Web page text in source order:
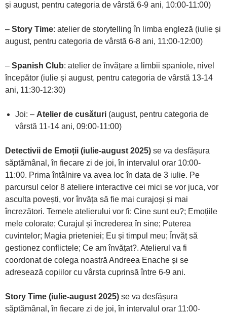
și august, pentru categoria de vârstă 6-9 ani, 10:00-11:00)
– Story Time: atelier de storytelling în limba engleză (iulie și
august, pentru categoria de vârstă 6-8 ani, 11:00-12:00)
– Spanish Club: atelier de învățare a limbii spaniole, nivel
începător (iulie și august, pentru categoria de vârstă 13-14
ani, 11:30-12:30)
Joi: – Atelier de cusături (august, pentru categoria de
vârstă 11-14 ani, 09:00-11:00)
Detectivii de Emoții (iulie-august 2025) se va desfășura
săptămânal, în fiecare zi de joi, în intervalul orar 10:00-
11:00. Prima întâlnire va avea loc în data de 3 iulie. Pe
parcursul celor 8 ateliere interactive cei mici se vor juca, vor
asculta povești, vor învăța să fie mai curajoși și mai
încrezători. Temele atelierului vor fi: Cine sunt eu?; Emoțiile
mele colorate; Curajul și încrederea în sine; Puterea
cuvintelor; Magia prieteniei; Eu și timpul meu; Învăț să
gestionez conflictele; Ce am învățat?. Atelierul va fi
coordonat de colega noastră Andreea Enache și se
adresează copiilor cu vârsta cuprinsă între 6-9 ani.
Story Time (iulie-august 2025) se va desfășura
săptămânal, în fiecare zi de joi, în intervalul orar 11:00-